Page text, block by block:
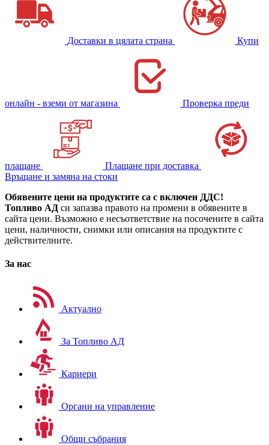
Доставки в цялата страна Купи
онлайн - вземи от магазина Проверка преди
плащане
Плащане при доставка
Връщане и замяна на стоки
Обявените цени на продуктите са с включен ДДС!
Топливо АД си запазва правото на промени в обявените в
сайта цени. Възможно е несъответствие на посочените в сайта
цени, наличности, снимки или описания на продуктите с
действителните.
За нас
Актуално
За Топливо АД
Кариери
Органи на управление
Общи събрания